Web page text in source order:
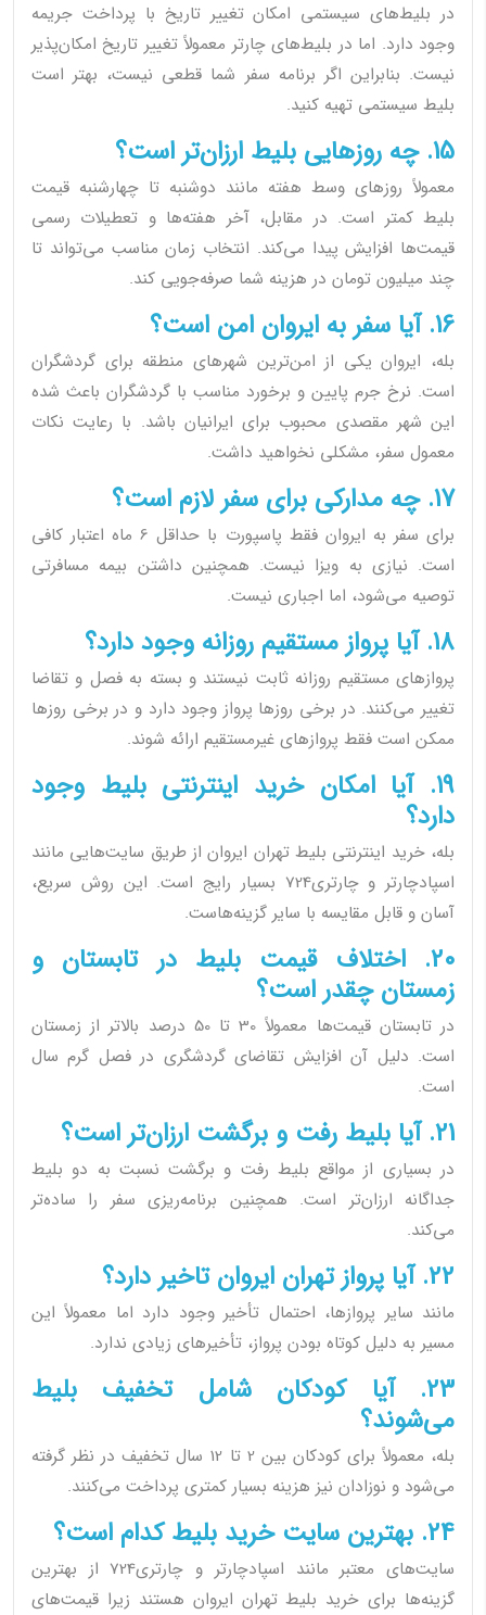
در بلیط‌های سیستمی امکان تغییر تاریخ با پرداخت جریمه
وجود دارد. اما در بلیط‌های چارتر معمولاً تغییر تاریخ امکان‌پذیر
نیست. بنابراین اگر برنامه سفر شما قطعی نیست، بهتر است
بلیط سیستمی تهیه کنید.
15. چه روزهایی بلیط ارزان‌تر است؟
معمولاً روزهای وسط هفته مانند دوشنبه تا چهارشنبه قیمت
بلیط کمتر است. در مقابل، آخر هفته‌ها و تعطیلات رسمی
قیمت‌ها افزایش پیدا می‌کند. انتخاب زمان مناسب می‌تواند تا
چند میلیون تومان در هزینه شما صرفه‌جویی کند.
16. آیا سفر به ایروان امن است؟
بله، ایروان یکی از امن‌ترین شهرهای منطقه برای گردشگران
است. نرخ جرم پایین و برخورد مناسب با گردشگران باعث شده
این شهر مقصدی محبوب برای ایرانیان باشد. با رعایت نکات
معمول سفر، مشکلی نخواهید داشت.
17. چه مدارکی برای سفر لازم است؟
برای سفر به ایروان فقط پاسپورت با حداقل 6 ماه اعتبار کافی
است. نیازی به ویزا نیست. همچنین داشتن بیمه مسافرتی
توصیه می‌شود، اما اجباری نیست.
18. آیا پرواز مستقیم روزانه وجود دارد؟
پروازهای مستقیم روزانه ثابت نیستند و بسته به فصل و تقاضا
تغییر می‌کنند. در برخی روزها پرواز وجود دارد و در برخی روزها
ممکن است فقط پروازهای غیرمستقیم ارائه شوند.
19. آیا امکان خرید اینترنتی بلیط وجود
دارد؟
بله، خرید اینترنتی بلیط تهران ایروان از طریق سایت‌هایی مانند
اسپادچارتر و چارتری724 بسیار رایج است. این روش سریع،
آسان و قابل مقایسه با سایر گزینه‌هاست.
20. اختلاف قیمت بلیط در تابستان و
زمستان چقدر است؟
در تابستان قیمت‌ها معمولاً 30 تا 50 درصد بالاتر از زمستان
است. دلیل آن افزایش تقاضای گردشگری در فصل گرم سال
است.
21. آیا بلیط رفت و برگشت ارزان‌تر است؟
در بسیاری از مواقع بلیط رفت و برگشت نسبت به دو بلیط
جداگانه ارزان‌تر است. همچنین برنامه‌ریزی سفر را ساده‌تر
می‌کند.
22. آیا پرواز تهران ایروان تاخیر دارد؟
مانند سایر پروازها، احتمال تأخیر وجود دارد اما معمولاً این
مسیر به دلیل کوتاه بودن پرواز، تأخیرهای زیادی ندارد.
23. آیا کودکان شامل تخفیف بلیط
می‌شوند؟
بله، معمولاً برای کودکان بین 2 تا 12 سال تخفیف در نظر گرفته
می‌شود و نوزادان نیز هزینه بسیار کمتری پرداخت می‌کنند.
24. بهترین سایت خرید بلیط کدام است؟
سایت‌های معتبر مانند اسپادچارتر و چارتری724 از بهترین
گزینه‌ها برای خرید بلیط تهران ایروان هستند زیرا قیمت‌های